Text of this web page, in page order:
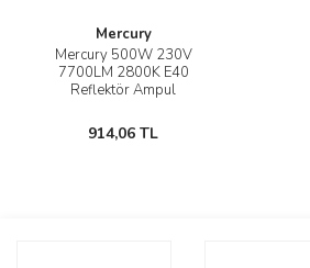
Mercury
Mercury 500W 230V
7700LM 2800K E40
Reflektör Ampul
914,06 TL